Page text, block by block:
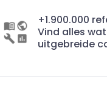
+1.900.000
Vind alles
uitgebreide